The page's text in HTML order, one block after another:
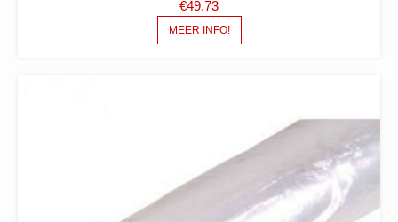
€49,73
MEER INFO!